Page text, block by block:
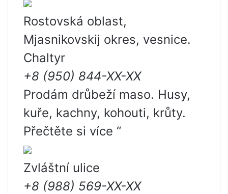
Rostovská oblast,
Mjasnikovskij okres, vesnice.
Chaltyr
+8 (950) 844-XX-XX
Prodám drůbeží maso. Husy,
kuře, kachny, kohouti, krůty.
Přečtěte si více “
Zvláštní ulice
+8 (988) 569-XX-XX